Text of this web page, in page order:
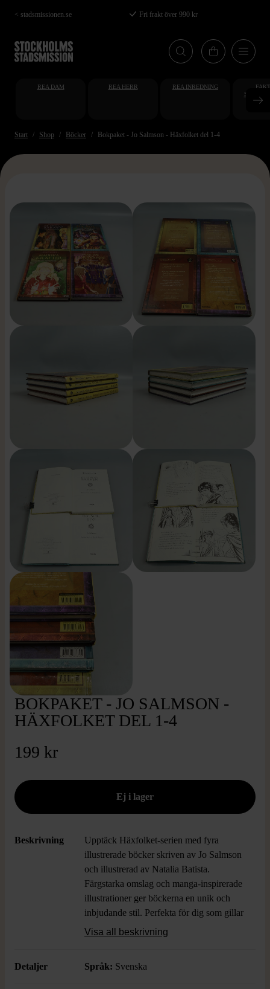
Hoppa
till
huvudinnehåll
< stadsmissionen.se Fri frakt över 990 kr
REA DAM REA HERR REA INREDNING
Start Shop Böcker Bokpaket - Jo Salmson - Häxfolket del 1-4
>
BOKPAKET - JO SALMSON -
HÄXFOLKET DEL 1-4
199 kr
Beskrivning
Upptäck Häxfolket-serien med fyra
illustrerade böcker skriven av Jo Salmson
och illustrerad av Natalia Batista.
Färgstarka omslag och manga-inspirerade
illustrationer ger böckerna en unik och
inbjudande stil. Perfekta för dig som gillar
fantasy med magiska krafter och
Visa all beskrivning
Detaljer Språk: Svenska